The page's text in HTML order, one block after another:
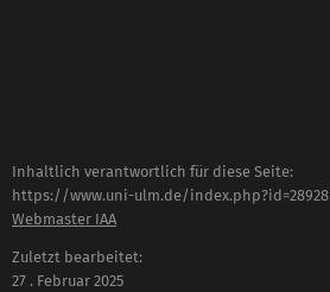
Inhaltlich verantwortlich für diese Seite:
https://www.uni-ulm.de/index.php?id=28928
Webmaster IAA
Zuletzt bearbeitet:
27 . Februar 2025